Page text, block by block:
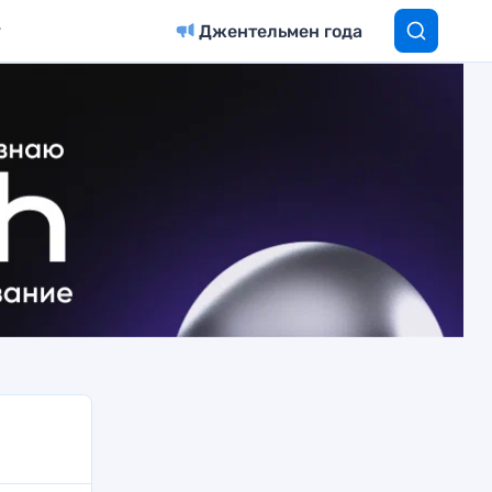
Джентельмен года